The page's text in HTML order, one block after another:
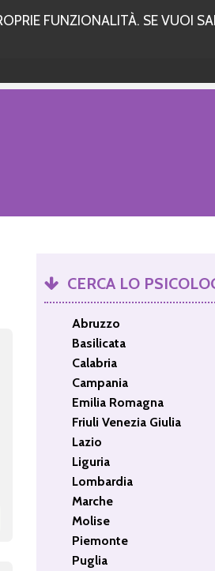
FUNZIONALITÀ. SE VUOI
CERCA LO
Abruzzo
Basilicata
Calabria
Campania
Emilia Romagna
Friuli Venezia Giulia
Lazio
Liguria
Lombardia
Marche
Molise
Piemonte
Puglia